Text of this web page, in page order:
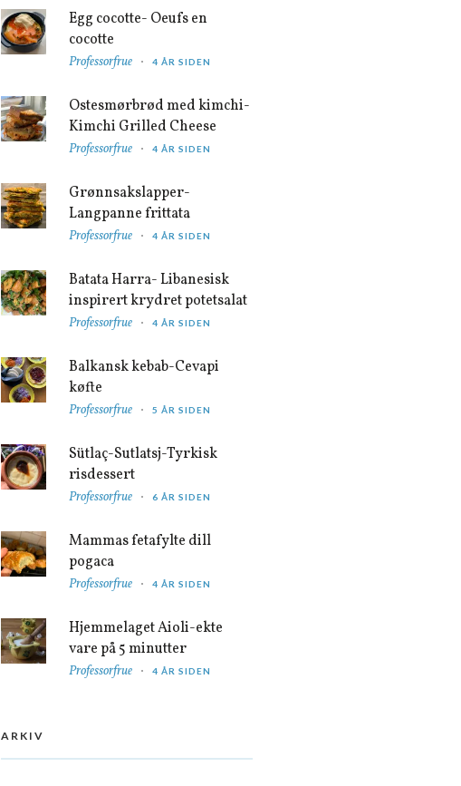
Egg cocotte- Oeufs en
cocotte
Professorfrue 4 ÅR SIDEN
Ostesmørbrød med kimchi-
Kimchi Grilled Cheese
Professorfrue 4 ÅR SIDEN
Grønnsakslapper-
Langpanne frittata
Professorfrue 4 ÅR SIDEN
Batata Harra- Libanesisk
inspirert krydret potetsalat
Professorfrue 4 ÅR SIDEN
Balkansk kebab-Cevapi
køfte
Professorfrue 5 ÅR SIDEN
Sütlaç-Sutlatsj-Tyrkisk
risdessert
Professorfrue 6 ÅR SIDEN
Mammas fetafylte dill
pogaca
Professorfrue 4 ÅR SIDEN
Hjemmelaget Aioli-ekte
vare på 5 minutter
Professorfrue 4 ÅR SIDEN
ARKIV